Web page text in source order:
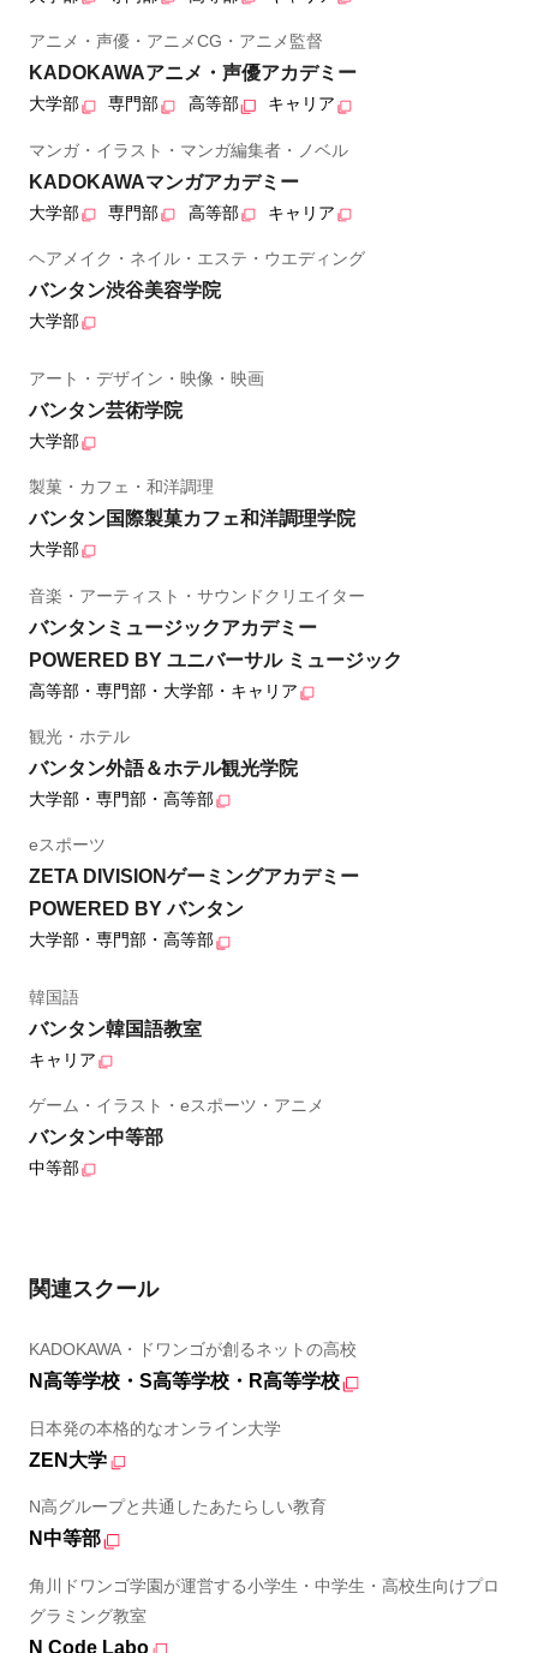
アニメ・声優・アニメCG・アニメ監督
KADOKAWAアニメ・声優アカデミー
大学部 専門部 高等部 キャリア
マンガ・イラスト・マンガ編集者・ノベル
KADOKAWAマンガアカデミー
大学部 専門部 高等部 キャリア
ヘアメイク・ネイル・エステ・ウエディング
バンタン渋谷美容学院
大学部
アート・デザイン・映像・映画
バンタン芸術学院
大学部
製菓・カフェ・和洋調理
バンタン国際製菓カフェ和洋調理学院
大学部
音楽・アーティスト・サウンドクリエイター
バンタンミュージックアカデミー
POWERED BY ユニバーサル ミュージック
高等部・専門部・大学部・キャリア
観光・ホテル
バンタン外語＆ホテル観光学院
大学部・専門部・高等部
eスポーツ
ZETA DIVISIONゲーミングアカデミー
POWERED BY バンタン
大学部・専門部・高等部
韓国語
バンタン韓国語教室
キャリア
ゲーム・イラスト・eスポーツ・アニメ
バンタン中等部
中等部
関連スクール
KADOKAWA・ドワンゴが創るネットの高校
N高等学校・S高等学校・R高等学校
日本発の本格的なオンライン大学
ZEN大学
N高グループと共通したあたらしい教育
N中等部
角川ドワンゴ学園が運営する小学生・中学生・高校生向けプロ
グラミング教室
N Code Labo